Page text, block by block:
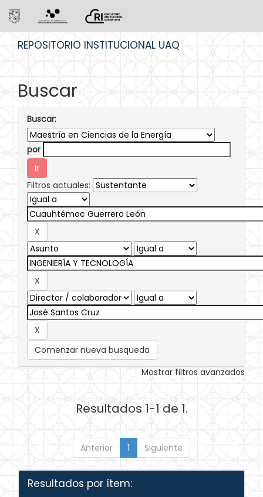
REPOSITORIO INSTITUCIONAL UAQ
Buscar
Buscar:
por
Filtros actuales:
Comenzar nueva busqueda
Mostrar filtros avanzados
Resultados 1-1 de 1.
Anterior 1 Siguiente
Resultados por ítem: